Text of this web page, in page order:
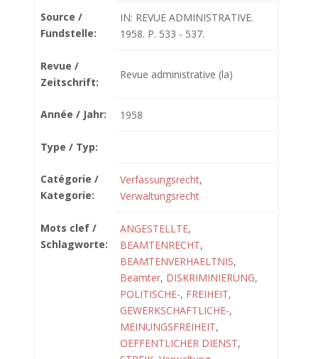
Source /
Fundstelle:
IN: REVUE ADMINISTRATIVE.
1958. P. 533 - 537.
Revue /
Zeitschrift:
Revue administrative (la)
Année / Jahr: 1958
Type / Typ:
Catégorie /
Kategorie:
Verfassungsrecht,
Verwaltungsrecht
Mots clef /
Schlagworte:
ANGESTELLTE,
BEAMTENRECHT,
BEAMTENVERHAELTNIS,
Beamter, DISKRIMINIERUNG,
POLITISCHE-, FREIHEIT,
GEWERKSCHAFTLICHE-,
MEINUNGSFREIHEIT,
OEFFENTLICHER DIENST,